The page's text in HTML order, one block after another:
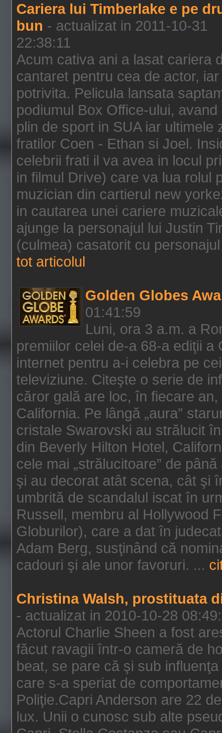
Cariera lui Timberlake e pe
bun - actualizat in 2011-10-31
22:38:11
Acum cativa ani a lasat cariera
cantaret pentru cea de actor,
potrivita. Pelicula lansata
podiumul Box Office-ului,
plin de sport in SUA iar
fratilor Coen - Ethan si Joel.
celebrii frati il va avea in locul
in filmul Drive) care va lua rolul
muzician din cartierul new
in cautarea unei cariere
ajunge la personajul lui Justin
(culmea) casatorit cu
tot articolul
Golden Globes
01:41:59
Luni, ora 3 a.m. a
premiilor celei de-a 68-a ediţii
internet pentru a-i celebra pe
televiziune. Citeşte o serie de
căror gală are loc, în fiecare
California. Pe lângă „aura”
cristale Swarovski au strălucit
din Beverly Hilton Hotel,
cele mai „strălucitoare” de
şi au decorat atât scena, cât şi
umbrită de scandalul iscat în
Russell, membru al Hollywood
Globurilor), care a dat în
Adam Berg, susţinând că
cadouri şi ale unor favoruri. ...
Christina Walsh, prostituata
- actualizat in 2010-10-28
Actorul Charlie Sheen a fost
făcut ravagii într-o cameră de
beat, se pare că şi sub
care s-a speriat de
Poliţie.Capri Anderson are 22
lux. Unii o cunosc sub alte